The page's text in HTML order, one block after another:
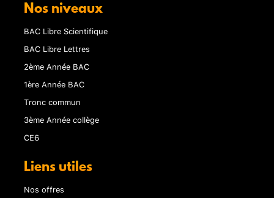
Nos niveaux
BAC Libre Scientifique
BAC Libre Lettres
2ème Année BAC
1ère Année BAC
Tronc commun
3ème Année collège
CE6
Liens utiles
Nos offres